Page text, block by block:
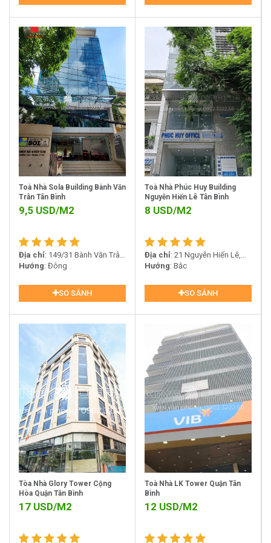
Toà Nhà Sola Building Bành Văn
Trân Tân Bình
9,5 USD/M2
Địa chỉ: 149/31 Bành Văn Trân,
Phường 7, Quận Tân Bình
Hướng : Đông
SO SÁNH
Toà Nhà Phúc Huy Building
Nguyễn Hiến Lê Tân Bình
8 USD/M2
Địa chỉ: 21 Nguyễn Hiến Lê,
Phường 13, Tân Bình
Hướng : Bắc
SO SÁNH
Tòa Nhà Glory Tower Cộng
Hòa Quận Tân Bình
17 USD/M2
Toà Nhà LK Tower Quận Tân
Bình
12 USD/M2